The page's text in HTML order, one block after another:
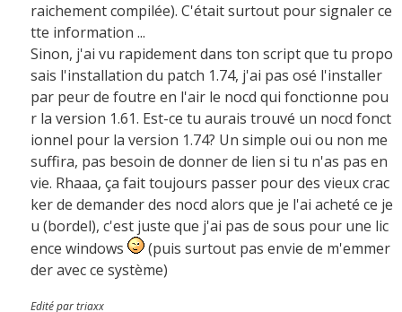
raichement compilée). C'était surtout pour signaler ce
tte information ...
Sinon, j'ai vu rapidement dans ton script que tu propo
sais l'installation du patch 1.74, j'ai pas osé l'installer
par peur de foutre en l'air le nocd qui fonctionne pou
r la version 1.61. Est-ce tu aurais trouvé un nocd fonct
ionnel pour la version 1.74? Un simple oui ou non me
suffira, pas besoin de donner de lien si tu n'as pas en
vie. Rhaaa, ça fait toujours passer pour des vieux crac
ker de demander des nocd alors que je l'ai acheté ce je
u (bordel), c'est juste que j'ai pas de sous pour une lic
ence windows
(puis surtout pas envie de m'emmer
der avec ce système)
Edité par triaxx